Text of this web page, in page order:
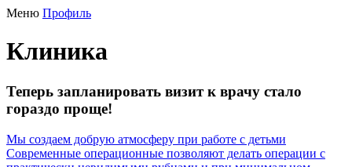
Меню Профиль
Клиника
Теперь запланировать визит к врачу стало
гораздо проще!
Мы создаем добрую атмосферу при работе с детьми
Современные операционные позволяют делать операции с